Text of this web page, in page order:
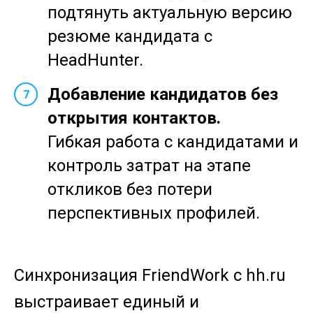
подтянуть актуальную версию
резюме кандидата с
HeadHunter.
7
Добавление кандидатов без
открытия контактов.
Гибкая работа с кандидатами и
контроль затрат на этапе
откликов без потери
перспективных профилей.
Синхронизация FriendWork с hh.ru
выстраивает единый и